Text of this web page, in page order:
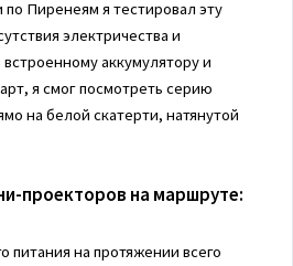
Пиренеям я тестировал эту
электричества и
аккумулятору и
я смог посмотреть серию
на белой скатерти, натянутой
проекторов на маршруте:
питания на протяжении всего